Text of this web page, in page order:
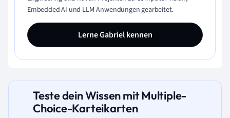
Embedded AI und LLM-Anwendungen gearbeitet.
Lerne Gabriel kennen
Teste dein Wissen mit Multiple-
Choice-Karteikarten